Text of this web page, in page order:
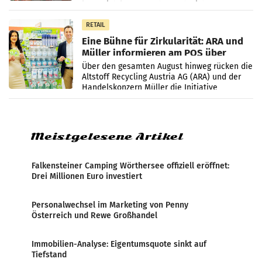
RETAIL
Eine Bühne für Zirkularität: ARA und
Müller informieren am POS über
Kreislauffähigkeit
Über den gesamten August hinweg rücken die
Altstoff Recycling Austria AG (ARA) und der
Handelskonzern Müller die Initiative
„Kreislauf-Helden“ in allen österreichischen
Meistgelesene Artikel
Falkensteiner Camping Wörthersee offiziell eröffnet:
Drei Millionen Euro investiert
Personalwechsel im Marketing von Penny
Österreich und Rewe Großhandel
Immobilien-Analyse: Eigentumsquote sinkt auf
Tiefstand